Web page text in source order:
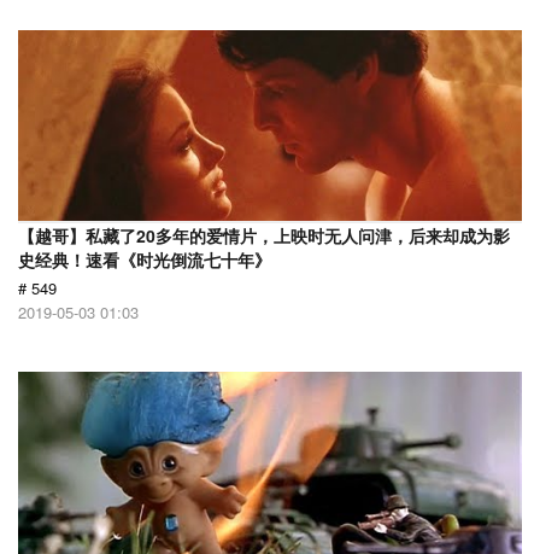
【越哥】私藏了20多年的爱情片，上映时无人问津，后来却成为影
史经典！速看《时光倒流七十年》
# 549
2019-05-03 01:03